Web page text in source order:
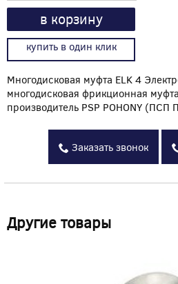
в корзину
купить в один клик
Многодисковая муфта ELK 4
многодисковая фрикционная
производитель PSP POHONY
Заказать звонок
Другие товары